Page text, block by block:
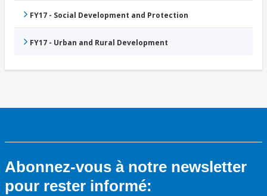
FY17 - Social Development and Protection
FY17 - Urban and Rural Development
Abonnez-vous à notre newsletter
pour rester informé: